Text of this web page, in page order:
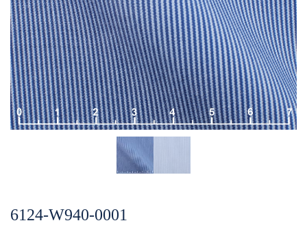
6124-W940-0001